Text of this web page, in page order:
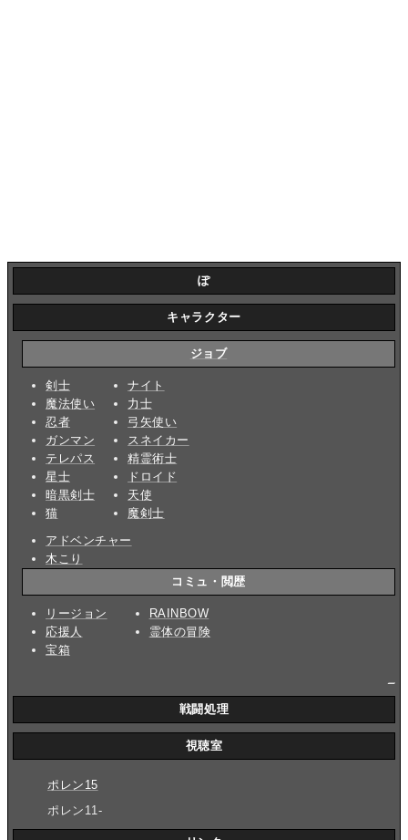
ぽ
キャラクター
ジョブ
剣士
魔法使い
忍者
ガンマン
テレパス
星士
暗黒剣士
猫
ナイト
力士
弓矢使い
スネイカー
精霊術士
ドロイド
天使
魔剣士
アドベンチャー
木こり
コミュ・閲歴
リージョン
応援人
宝箱
RAINBOW
霊体の冒険
戦闘処理
視聴室
ポレン15
ポレン11-